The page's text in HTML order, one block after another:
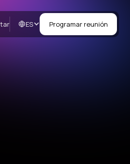
ES Programar reunión